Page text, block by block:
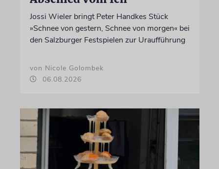
Jossi Wieler bringt Peter Handkes Stück
»Schnee von gestern, Schnee von morgen« bei
den Salzburger Festspielen zur Uraufführung
von Nicole Golombek
06.08.2026